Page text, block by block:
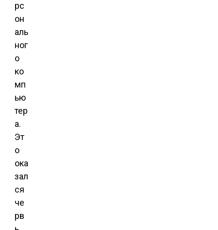
рс
он
аль
ног
о
ко
мп
ью
тер
а.
Эт
о
ока
зал
ся
че
рв